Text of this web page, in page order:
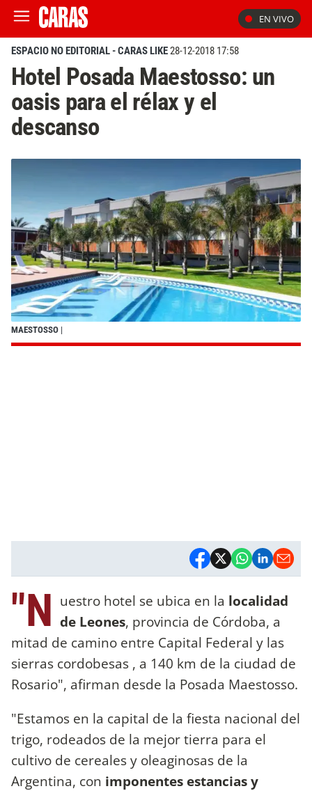
EN VIVO
ESPACIO NO EDITORIAL - CARAS LIKE28-12-2018 17:58
Hotel Posada Maestosso: un
oasis para el rélax y el
descanso
MAESTOSSO |
"N uestro hotel se ubica en la localidad
de Leones, provincia de Córdoba, a
mitad de camino entre Capital Federal y las
sierras cordobesas , a 140 km de la ciudad de
Rosario", afirman desde la Posada Maestosso.
"Estamos en la capital de la fiesta nacional del
trigo, rodeados de la mejor tierra para el
cultivo de cereales y oleaginosas de la
Argentina, con imponentes estancias y